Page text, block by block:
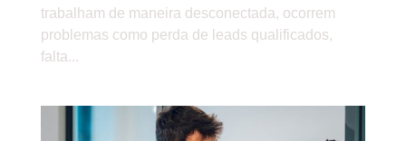
trabalham de maneira desconectada, ocorrem
problemas como perda de leads qualificados,
falta...